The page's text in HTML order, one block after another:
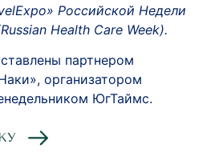
Российской Недели
Health Care Week).
партнером
организатором
ЮгТаймс.